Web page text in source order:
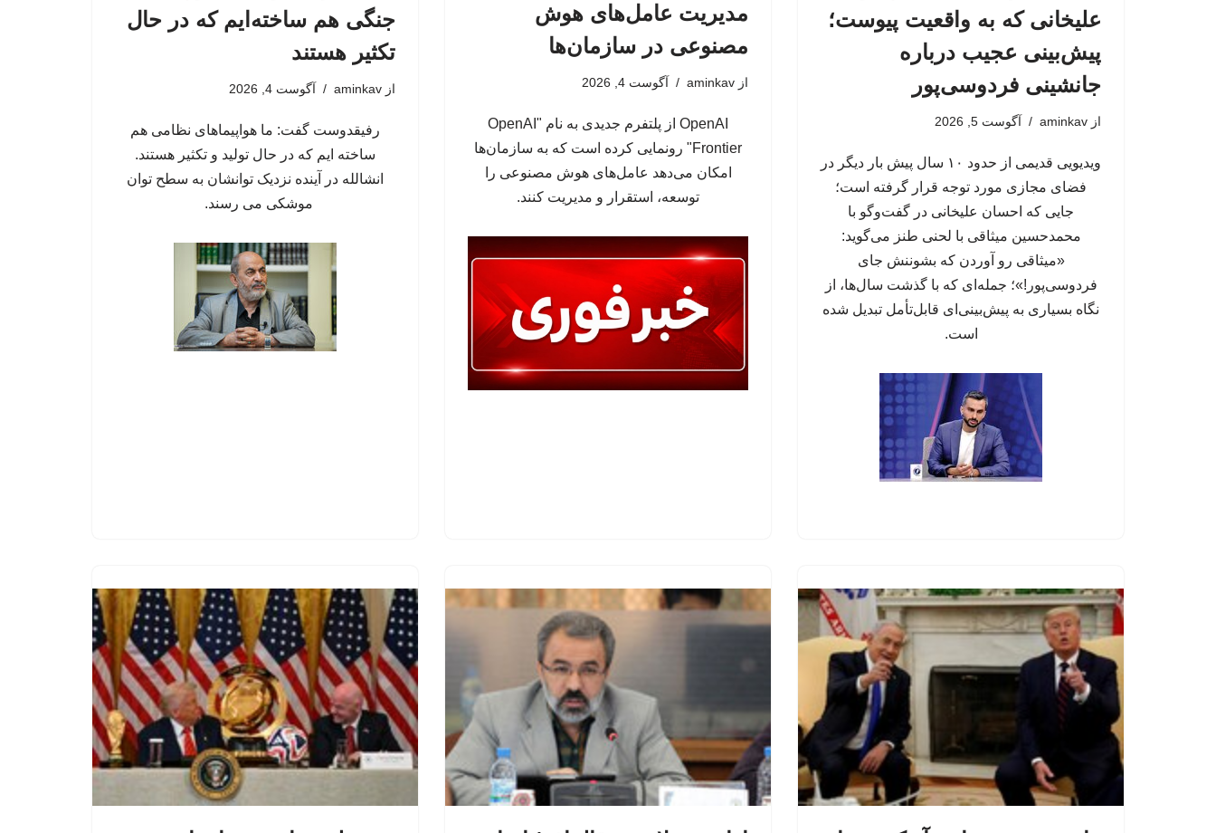
علیخانی که به واقعیت پیوست؛
پیش‌بینی عجیب درباره
جانشینی فردوسی‌پور
از aminkav آگوست 5, 2026
ویدیویی قدیمی از حدود ۱۰ سال پیش بار دیگر در
فضای مجازی مورد توجه قرار گرفته است؛
جایی که احسان علیخانی در گفت‌وگو با
محمدحسین میثاقی با لحنی طنز می‌گوید:
«میثاقی رو آوردن که بشوننش جای
فردوسی‌پور!»؛ جمله‌ای که با گذشت سال‌ها، از
نگاه بسیاری به پیش‌بینی‌ای قابل‌تأمل تبدیل شده
است.
مدیریت عامل‌های هوش
مصنوعی در سازمان‌ها
از aminkav آگوست 4, 2026
OpenAI از پلتفرم جدیدی به نام "OpenAI
Frontier" رونمایی کرده است که به سازمان‌ها
امکان می‌دهد عامل‌های هوش مصنوعی را
توسعه، استقرار و مدیریت کنند.
جنگی هم ساخته‌ایم که در حال
تکثیر هستند
از aminkav آگوست 4, 2026
رفیقدوست گفت: ما هواپیماهای نظامی هم
ساخته ایم که در حال تولید و تکثیر هستند.
انشالله در آینده نزدیک توانشان به سطح توان
موشکی می رسند.